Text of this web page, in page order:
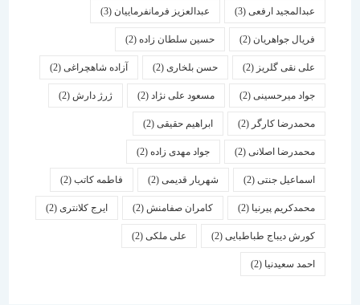
عبدالمجید ارفعی(3) عبدالعزیز فرمانفرماییان(3)
فریال جواهریان(2) حسین سلطان زاده(2)
علی نقی گلریز(2) حسن بلخاری(2) آزاده شاهچراغی(2)
جواد میرحسینی(2) مسعود علی نژاد(2) ژرژ دارش (2)
محمدرضا کارگر(2) ابراهیم حقیقی(2)
محمدرضا اصلانی(2) جواد مهدی زاده(2)
اسماعیل جنتی(2) شهریار قدیمی(2) فاطمه کاتب(2)
محمدکریم پیرنیا (2) کامران صفامنش(2) ایرج کلانتری (2)
کورش دیباج طباطبایی(2) علی ملکی(2)
احمد سعیدنیا (2)